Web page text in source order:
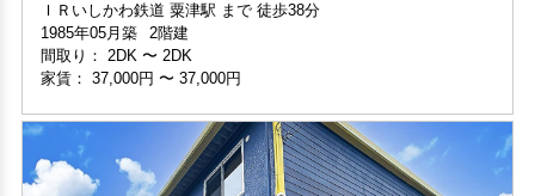
部屋号数 A201号室
家賃 49,000円・共益費 3,000円
階数 2階
間取り 1R(ワンルーム)・専有面積 33.66㎡
保証人不要・代行 インターネット無料 インターネット無料(Wi-Fi)
ＩＲいしかわ鉄道 粟津駅 まで 徒歩38分
1985年05月築
2階建
間取り： 2DK 〜 2DK
家賃： 37,000円 〜 37,000円